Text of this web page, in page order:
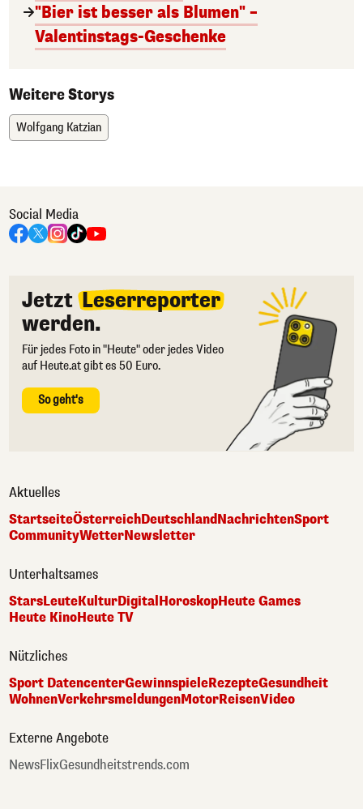
"Bier ist besser als Blumen" –
Valentinstags-Geschenke
Weitere Storys
Wolfgang Katzian
Social Media
Jetzt Leserreporter
werden.
Für jedes Foto in "Heute" oder jedes Video
auf Heute.at gibt es 50 Euro.
So geht's
Aktuelles
StartseiteÖsterreichDeutschlandNachrichtenSport
CommunityWetterNewsletter
Unterhaltsames
StarsLeuteKulturDigital HoroskopHeute Games
Heute KinoHeute TV
Nützliches
Sport DatencenterGewinnspieleRezepteGesundheit
WohnenVerkehrsmeldungenMotorReisenVideo
Externe Angebote
NewsFlixGesundheitstrends.com